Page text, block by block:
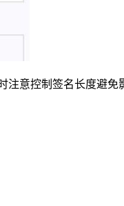
注意控制签名长度避